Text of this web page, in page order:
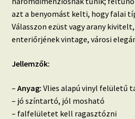
azt a benyomást kelti, hogy falai
Válasszon ezüst vagy arany
enteriőrjének vintage, városi
Jellemzők:
– Anyag: Vlies alapú vinyl felületű
– jó színtartó, jól mosható
– falfelületet kell ragasztózni